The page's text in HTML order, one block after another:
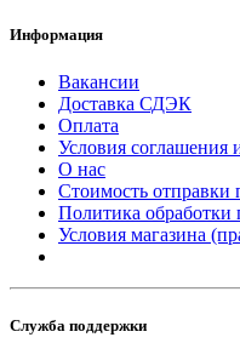
Информация
Вакансии
Доставка СДЭК
Оплата
Условия соглашения
О нас
Стоимость отправки
Политика
Условия магазина
Служба поддержки